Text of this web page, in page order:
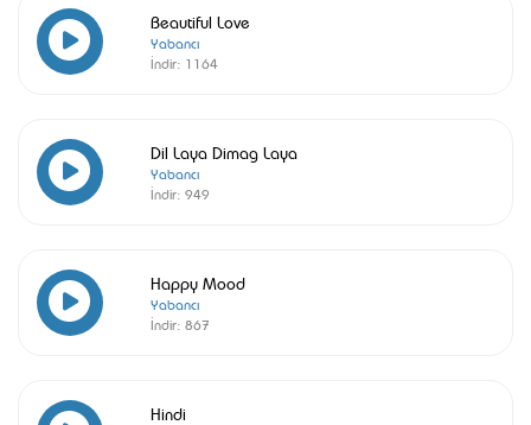
Beautiful Love
Yabancı
İndir: 1164
Dil Laya Dimag Laya
Yabancı
İndir: 949
Happy Mood
Yabancı
İndir: 867
Hindi